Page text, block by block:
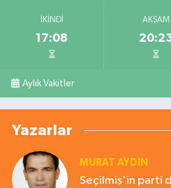
İKINDI
17:08
AKŞAM
Aylık Vakitler
Yazarlar
MURAT AYDIN
Seçilmiş'in parti